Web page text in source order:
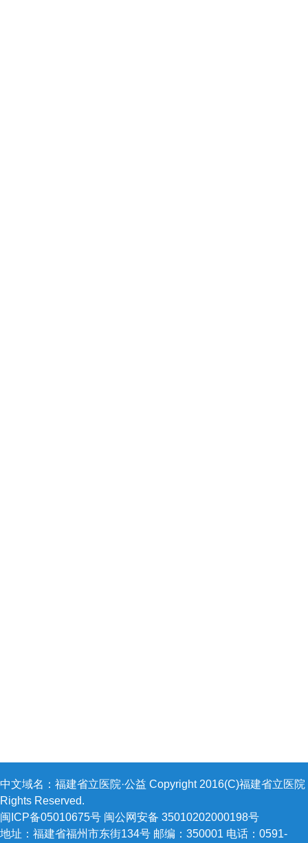
中文域名：福建省立医院·公益 Copyright 2016(C)福建省立医院
Rights Reserved.
闽ICP备05010675号 闽公网安备 35010202000198号
地址：福建省福州市东街134号 邮编：350001 电话：0591-